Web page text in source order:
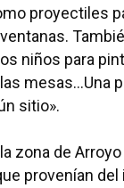
proyectiles
niños para
mesas…Una
sitio».
zona de
provenían